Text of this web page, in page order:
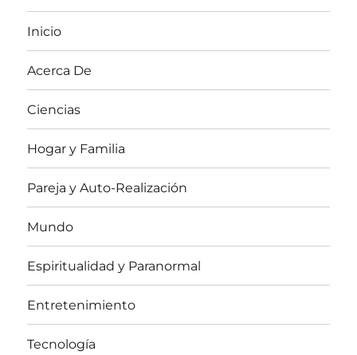
Inicio
Acerca De
Ciencias
Hogar y Familia
Pareja y Auto-Realización
Mundo
Espiritualidad y Paranormal
Entretenimiento
Tecnología